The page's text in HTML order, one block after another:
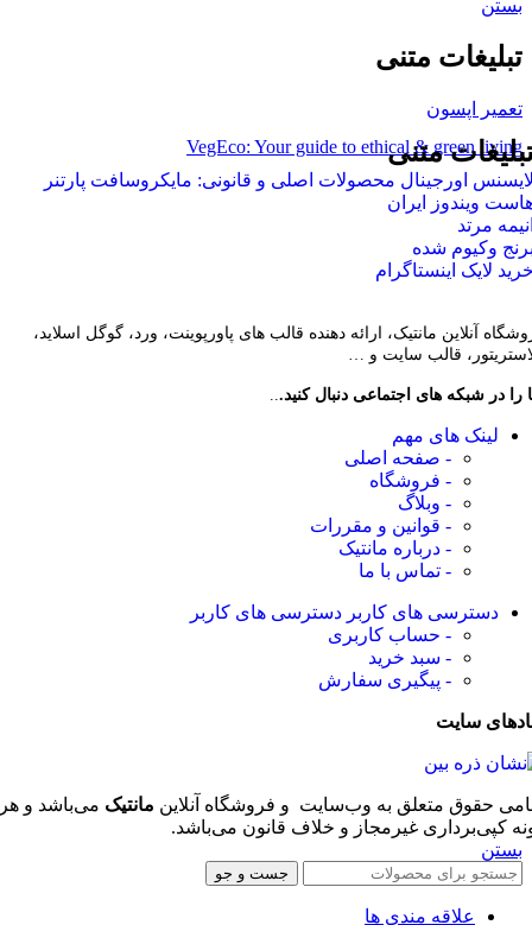
بستن
تبلیغات متنی
تعمیر اپسون
VegEco: Your guide to ethical & green living
متنی
اورجینال محصولات اصلی و قانونی: مایکروسافت پارتنر
ویندوز ایران
مرتد
وکیوم شده
لایک اینستاگرام
آنلاین مانتیک، ارائه دهنده قالب های پاورپوینت، ورد، گوگل اسلاید،
قالب سایت و …
را در شبکه های اجتماعی دنبال کنید...
لینک های مهم
- صفحه اصلی
- فروشگاه
- وبلاگ
- قوانین و مقررات
- درباره مانتیک
- تماس با ما
دسترسی های کاربر دسترسی های کاربر
- حساب کاربری
- سبد خرید
- پیگیری سفارش
سایت
حقوق متعلق به وب‌سایت و فروشگاه‌ آنلاین مانتیک می‌باشد و هر
کپی‌برداری غیرمجاز و خلاف قانون می‌باشد.
بستن
جست و جو
علاقه مندی ها